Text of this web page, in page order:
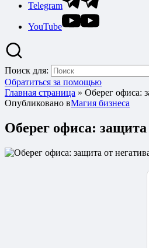
Telegram
YouTube
Поиск для:
Обратиться за помощью
Главная страница » Оберег офиса:
Опубликовано вМагия бизнеса
Оберег офиса: защита